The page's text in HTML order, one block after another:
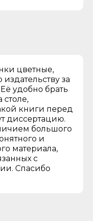
цветные,
за
удобно брать
столе,
книги перед
диссертацию.
большого
и
материала,
с
Спасибо